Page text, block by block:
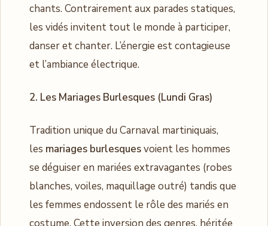
chants. Contrairement aux parades statiques,
les vidés invitent tout le monde à participer,
danser et chanter. L’énergie est contagieuse
et l’ambiance électrique.
2. Les Mariages Burlesques (Lundi Gras)
Tradition unique du Carnaval martiniquais,
les mariages burlesquesvoient les hommes
se déguiser en mariées extravagantes (robes
blanches, voiles, maquillage outré) tandis que
les femmes endossent le rôle des mariés en